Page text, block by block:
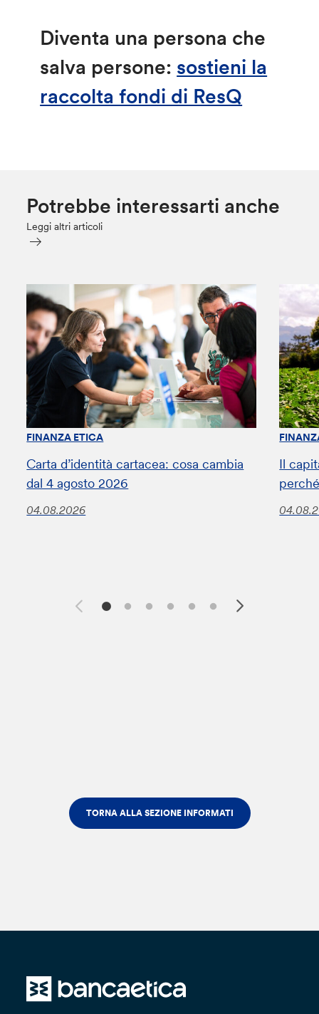
Diventa una persona che
salva persone: sostieni la
raccolta fondi di ResQ
Potrebbe interessarti anche
Leggi altri articoli
FINANZA ETICA
Carta d’identità cartacea: cosa cambia
dal 4 agosto 2026
04.08.2026
Il
TORNA ALLA SEZIONE INFORMATI